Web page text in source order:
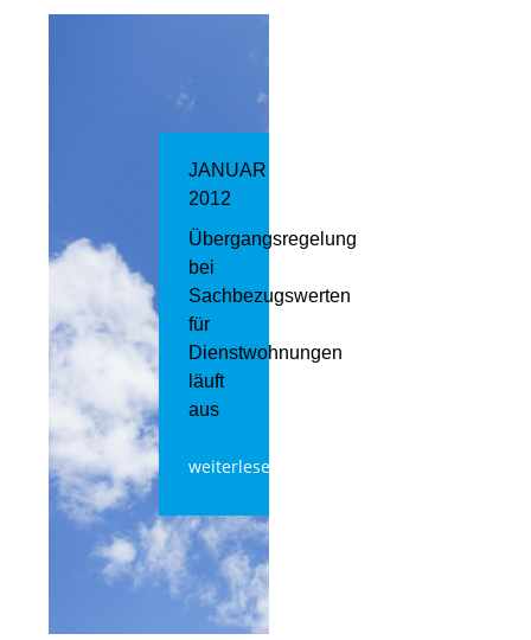
JANUAR
2012
Übergangsregelung
bei
Sachbezugswerten
für
Dienstwohnungen
läuft
aus
weiterlesen